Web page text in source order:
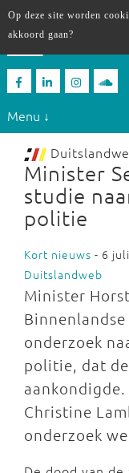
Menu ↓
Minister
studie
politie
Kort nieuws - 6
Duitslandweb
Minister
onderzoek
politie, dat
Christine
onderzoek
Op deze site worden
akkoord gaan?